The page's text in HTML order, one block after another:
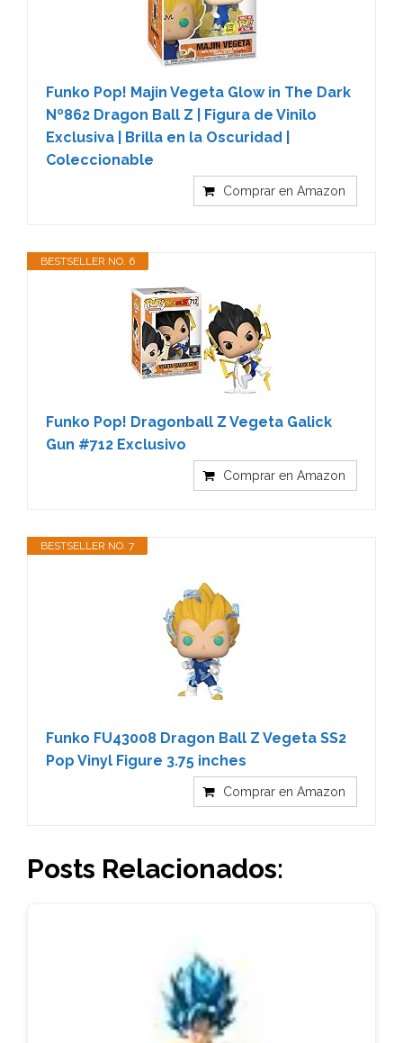
Funko Pop! Majin Vegeta Glow in The Dark
Nº862 Dragon Ball Z | Figura de Vinilo
Exclusiva | Brilla en la Oscuridad |
Coleccionable
Comprar en Amazon
BESTSELLER NO. 6
Funko Pop! Dragonball Z Vegeta Galick
Gun #712 Exclusivo
Comprar en Amazon
BESTSELLER NO. 7
Funko FU43008 Dragon Ball Z Vegeta SS2
Pop Vinyl Figure 3.75 inches
Comprar en Amazon
Posts Relacionados: